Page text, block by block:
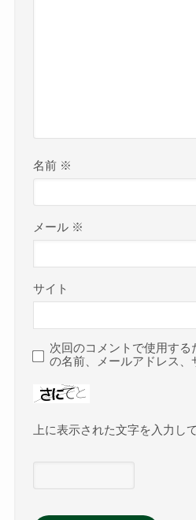
名前 ※
メール ※
サイト
次回のコメントで使用する
の名前、メールアドレス、
上に表示された文字を入力し